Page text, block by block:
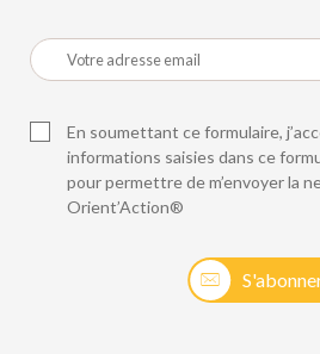
En soumettant ce formulaire,
informations saisies dans ce
pour permettre de m’envoyer la
Orient’Action®